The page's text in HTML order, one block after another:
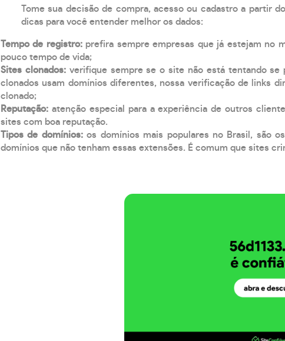
Tome sua decisão de compra, acesso ou cadastro a partir
dicas para você entender melhor os dados:
Tempo de registro: prefira sempre empresas que já estejam no
pouco tempo de vida;
Sites clonados: verifique sempre se o site não está tentando se
clonados usam domínios diferentes, nossa verificação de links
clonado;
Reputação: atenção especial para a experiência de outros
sites com boa reputação.
Tipos de domínios:os domínios mais populares no Brasil, são
domínios que não tenham essas extensões. É comum que sites